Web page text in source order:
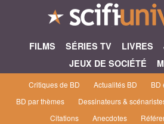
FILMS SÉRIES TV LIVRES
JEUX DE SOCIÉTÉ
Critiques de BD Actualités BD BD
BD par thèmes
Dessinateurs &
Citations
Anecdotes